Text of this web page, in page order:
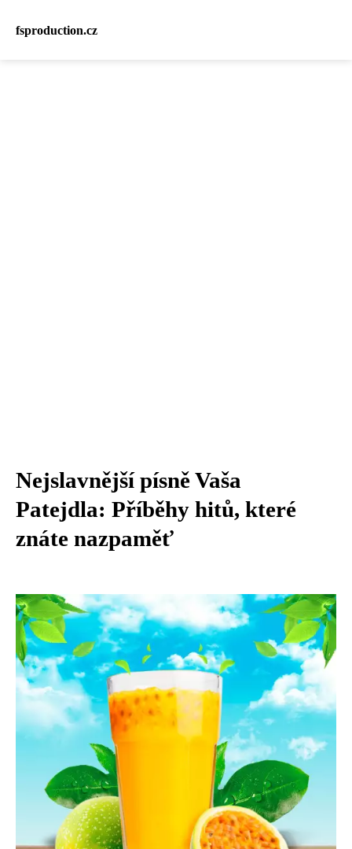
fsproduction.cz
Nejslavnější písně Vaša
Patejdla: Příběhy hitů, které
znáte nazpaměť